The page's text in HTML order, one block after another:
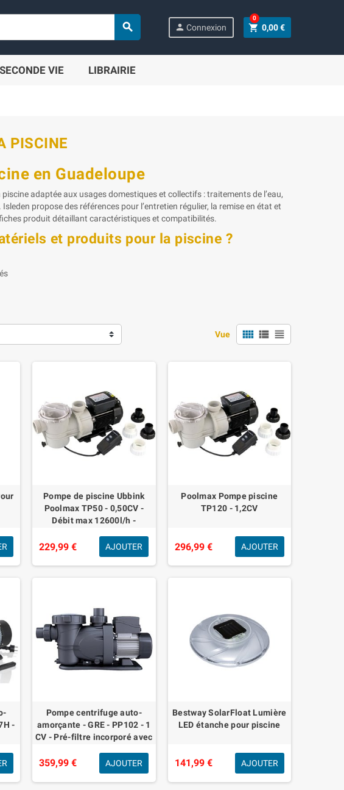
 person Connexion shopping_cart 0,00 €
0
SECONDE VIE LIBRAIRIE
PISCINE
en Guadeloupe
adaptée aux usages domestiques et collectifs : traitements de l’eau,
propose des références pour l’entretien régulier, la remise en état et
produit détaillant caractéristiques et compatibilités.
et produits pour la piscine ?
Vue view_comfy view_list view_headline
Pompe de piscine Ubbink
Poolmax TP50 - 0,50CV -
Débit max 12600l/h -
229,99 € AJOUTER
Poolmax Pompe piscine
TP120 - 1,2CV
296,99 € AJOUTER
-
Pompe centrifuge auto-
amorçante - GRE - PP102 - 1
CV - Pré-filtre incorporé avec
359,99 € AJOUTER
Bestway SolarFloat Lumière
LED étanche pour piscine
141,99 € AJOUTER